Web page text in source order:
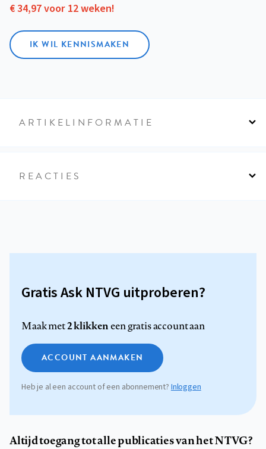
€ 34,97 voor 12 weken!
IK WIL KENNISMAKEN
ARTIKELINFORMATIE
REACTIES
Gratis Ask NTVG uitproberen?
Maak met2 klikkeneen gratis account aan
ACCOUNT AANMAKEN
Heb je al een account of een abonnement?Inloggen
Altijd toegang tot alle publicaties van het NTVG?